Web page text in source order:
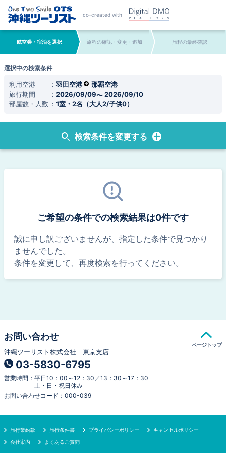
co-created with
航空券・宿泊を選択 旅程の確認・変更・追加 旅程の最終確認
選択中の検索条件
利用空港 羽田空港
那覇空港
旅行期間
2026/09/09
2026/09/10
部屋数・人数
1室・2名（大人2/子供0）
検索条件を変更する
ご希望の条件での検索結果は0件です
誠に申し訳ございませんが、指定した条件で見つかり
ませんでした。
条件を変更して、再度検索を行ってください。
お問い合わせ
沖縄ツーリスト株式会社 東京支店
03-5830-6795
営業時間 ： 平日10：00～12：30／13：30～17：30
土・日・祝日休み
お問い合わせコード ： 000-039
ページトップ
旅行業約款 旅行条件書 プライバシーポリシー
キャンセルポリシー
会社案内
よくあるご質問